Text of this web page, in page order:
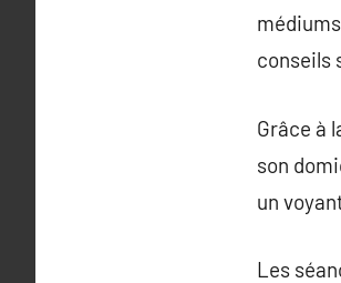
conseils
Grâce à
son
un
Les